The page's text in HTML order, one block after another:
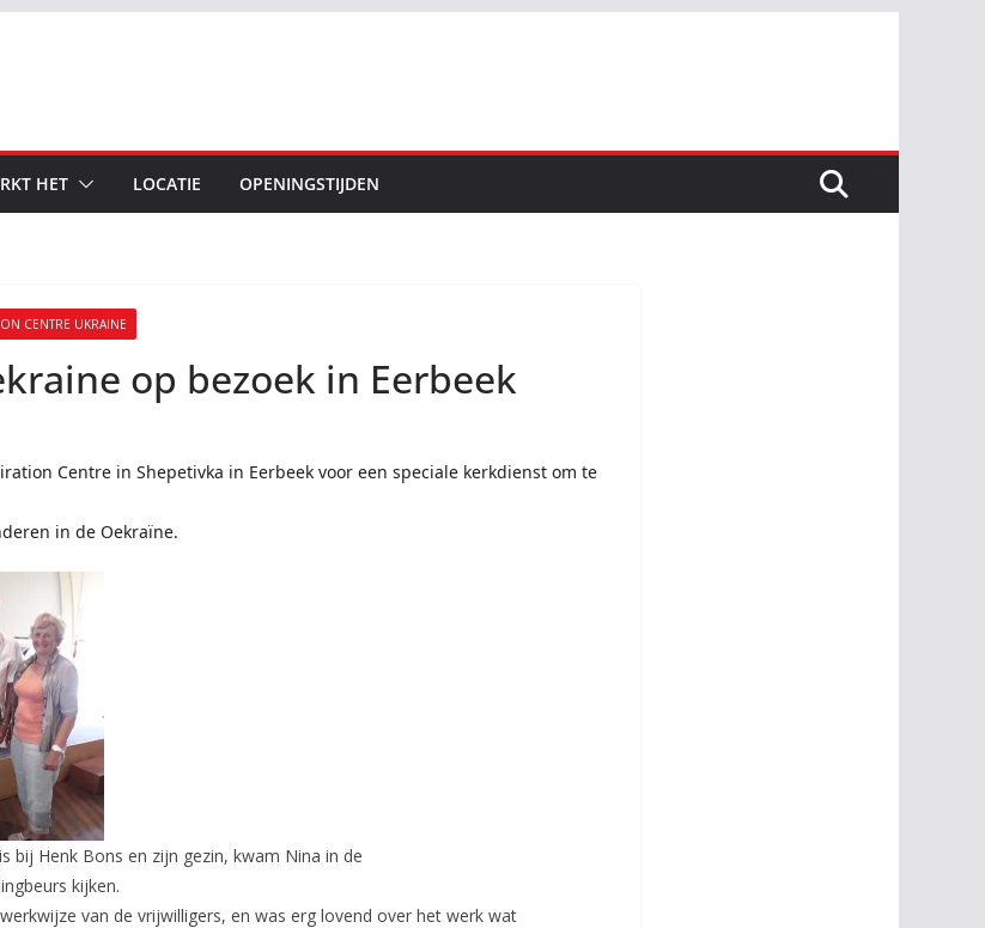
HET LOCATIE OPENINGSTIJDEN
CENTRE UKRAINE
op bezoek in Eerbeek
Centre in Shepetivka in Eerbeek voor een speciale kerkdienst om te
in de Oekraïne.
bij Henk Bons en zijn gezin, kwam Nina in de
kijken.
van de vrijwilligers, en was erg lovend over het werk wat